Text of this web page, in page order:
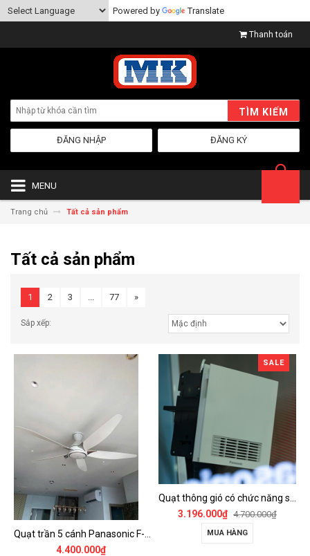
Powered by Translate
Thanh toán
TÌM KIẾM
ĐĂNG KÝ
ĐĂNG NHẬP
MENU
Trang chủ Tất cả sản phẩm
Tất cả sản phẩm
Sắp xếp:
1 2 3 ... 77 »
4.400.000₫
SALE
Quạt thông gió có chức năng sưởi ấm, dùng cho phòng tắm - FV-30BZ1
3.196.000₫ 4.700.000₫
MUA HÀNG